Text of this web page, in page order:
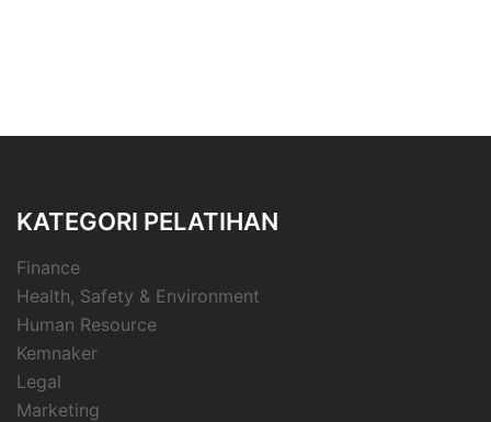
KATEGORI PELATIHAN
Finance
Health, Safety & Environment
Human Resource
Kemnaker
Legal
Marketing